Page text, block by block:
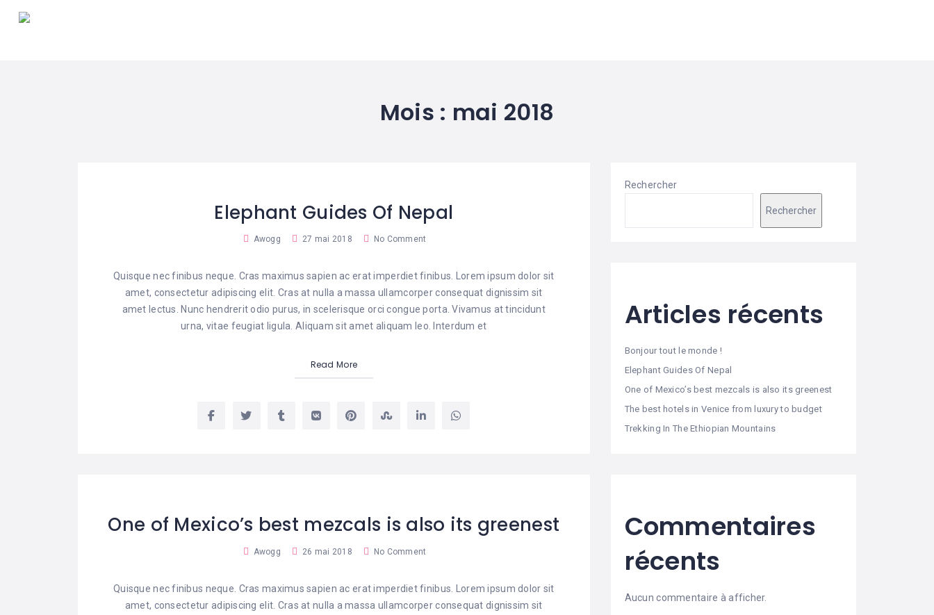
Mois : mai 2018
Elephant Guides Of Nepal
Awogg 27 mai 2018 No Comment
Quisque nec finibus neque. Cras maximus sapien ac erat imperdiet finibus. Lorem ipsum dolor sit
amet, consectetur adipiscing elit. Cras at nulla a massa ullamcorper consequat dignissim sit
amet lectus. Nunc hendrerit odio purus, in scelerisque orci congue porta. Vivamus at tincidunt
urna, vitae feugiat ligula. Aliquam sit amet aliquam leo. Interdum et
Read More
One of Mexico’s best mezcals is also its greenest
Awogg 26 mai 2018 No Comment
Quisque nec finibus neque. Cras maximus sapien ac erat imperdiet finibus. Lorem ipsum dolor sit
amet, consectetur adipiscing elit. Cras at nulla a massa ullamcorper consequat dignissim sit
Rechercher
Rechercher
Articles récents
Bonjour tout le monde !
Elephant Guides Of Nepal
One of Mexico’s best mezcals is also its greenest
The best hotels in Venice from luxury to budget
Trekking In The Ethiopian Mountains
Commentaires
récents
Aucun commentaire à afficher.